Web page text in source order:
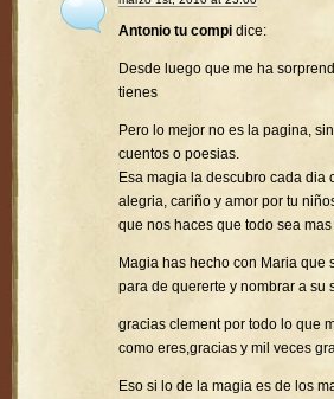
Antonio tu compi dice:
Desde luego que me ha
tienes
Pero lo mejor no es la pagina,
cuentos o poesias.
Esa magia la descubro cada dia
alegria, cariño y amor por tu
que nos haces que todo sea
Magia has hecho con Maria que
para de quererte y nombrar a su
gracias clement por todo lo que
como eres,gracias y mil veces
Eso si lo de la magia es de los